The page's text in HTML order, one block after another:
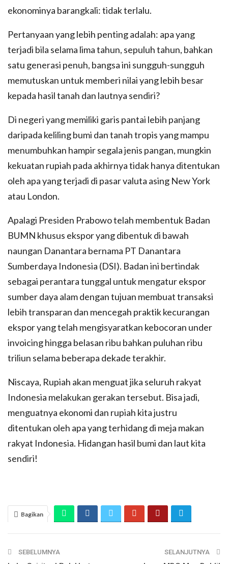
ekonominya barangkali: tidak terlalu.
Pertanyaan yang lebih penting adalah: apa yang
terjadi bila selama lima tahun, sepuluh tahun, bahkan
satu generasi penuh, bangsa ini sungguh-sungguh
memutuskan untuk memberi nilai yang lebih besar
kepada hasil tanah dan lautnya sendiri?
Di negeri yang memiliki garis pantai lebih panjang
daripada keliling bumi dan tanah tropis yang mampu
menumbuhkan hampir segala jenis pangan, mungkin
kekuatan rupiah pada akhirnya tidak hanya ditentukan
oleh apa yang terjadi di pasar valuta asing New York
atau London.
Apalagi Presiden Prabowo telah membentuk Badan
BUMN khusus ekspor yang dibentuk di bawah
naungan Danantara bernama PT Danantara
Sumberdaya Indonesia (DSI). Badan ini bertindak
sebagai perantara tunggal untuk mengatur ekspor
sumber daya alam dengan tujuan membuat transaksi
lebih transparan dan mencegah praktik kecurangan
ekspor yang telah mengisyaratkan kebocoran under
invoicing hingga belasan ribu bahkan puluhan ribu
triliun selama beberapa dekade terakhir.
Niscaya, Rupiah akan menguat jika seluruh rakyat
Indonesia melakukan gerakan tersebut. Bisa jadi,
menguatnya ekonomi dan rupiah kita justru
ditentukan oleh apa yang terhidang di meja makan
rakyat Indonesia. Hidangan hasil bumi dan laut kita
sendiri!
Bagikan
SEBELUMNYA SELANJUTNYA